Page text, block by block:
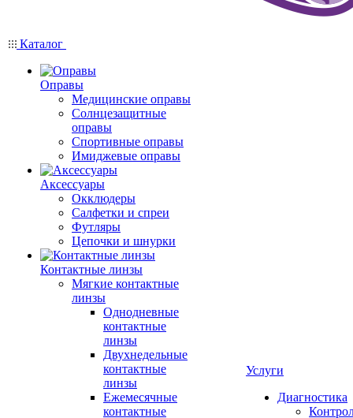
Каталог
Оправы
Медицинские оправы
Солнцезащитные
оправы
Спортивные оправы
Имиджевые оправы
Аксессуары
Окклюдеры
Салфетки и спреи
Футляры
Цепочки и шнурки
Контактные линзы
Мягкие контактные
линзы
Однодневные
контактные
линзы
Двухнедельные
контактные
линзы
Ежемесячные
контактные
Услуги
Диагностика